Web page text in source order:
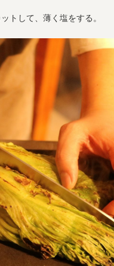
トして、薄く塩をする。